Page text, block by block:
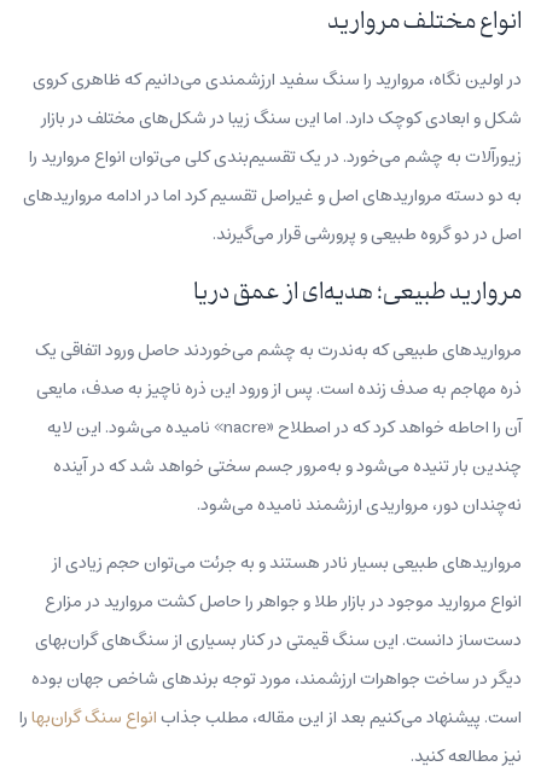
انواع مختلف مروارید
در اولین نگاه، مروارید را سنگ‌ سفید ارزشمندی می‌دانیم که ظاهری کروی
شکل و ابعادی کوچک دارد. اما این سنگ زیبا در شکل‌های مختلف در بازار
زیورآلات به چشم می‌خورد. در یک تقسیم‌بندی کلی می‌توان انواع مروارید را
به دو دسته مرواریدهای اصل و غیراصل تقسیم کرد اما در ادامه مرواریدهای
اصل در دو گروه طبیعی و پرورشی قرار می‌گیرند.
مروارید‌ طبیعی؛ هدیه‌ای از عمق دریا
مرواریدهای طبیعی که به‌ندرت به چشم می‌خوردند حاصل ورود اتفاقی یک
ذره مهاجم به صدف زنده است. پس از ورود این ذره ناچیز به صدف، مایعی
آن را احاطه خواهد کرد که در اصطلاح «nacre» نامیده می‌شود. این لایه
چندین بار تنیده می‌شود و به‌مرور جسم سختی خواهد شد که در آینده
نه‌چندان دور، مرواریدی ارزشمند نامیده می‌شود.
مرواریدهای طبیعی بسیار نادر هستند و به جرئت می‌توان حجم زیادی از
انواع مروارید موجود در بازار طلا و جواهر را حاصل کشت مروارید در مزارع
دست‌ساز دانست. این سنگ قیمتی در کنار بسیاری از سنگ‌های گران‌بهای
دیگر در ساخت جواهرات ارزشمند، مورد توجه برندهای شاخص جهان بوده
است. پیشنهاد می‌کنیم بعد از این مقاله، مطلب جذابانواع سنگ گران‌بهارا
نیز مطالعه کنید.